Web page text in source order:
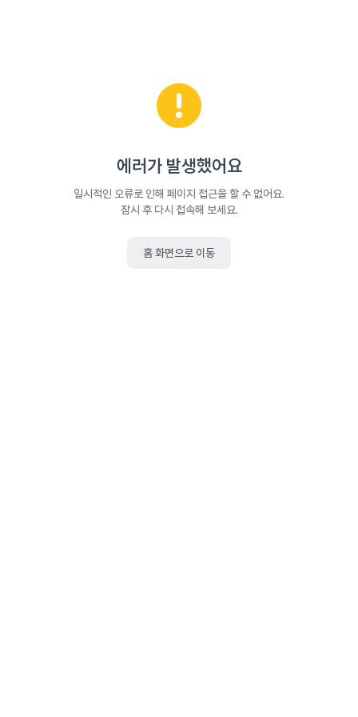
에러가 발생했어요
일시적인 오류로 인해 페이지 접근을 할 수 없어요.
잠시 후 다시 접속해 보세요.
홈 화면으로 이동